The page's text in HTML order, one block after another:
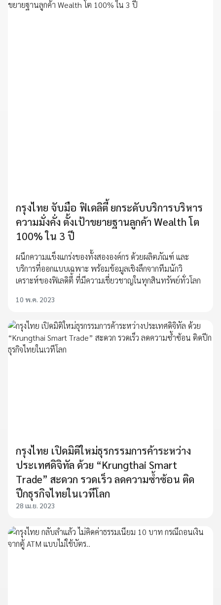
กรุงไทย จับมือ ฟิเดลิตี้ ยกระดับบริการบริหาร
ความมั่งคั่ง ตั้งเป้าขยายฐานลูกค้า Wealth โต
100% ใน 3 ปี
ผนึกความแข็งแกร่งของทั้งสององค์กร ด้วยผลิตภัณฑ์ และ
บริการที่ออกแบบเฉพาะ พร้อมข้อมูลเชิงลึกจากทีมนักวิ
เคราะห์ของฟิเลดิตี้ ที่มีความเชี่ยวชาญในทุกสินทรัพย์ทั่วโลก
10 พ.ค. 2023
กรุงไทย เปิดมิติใหม่ธุรกรรมการค้าระหว่าง
ประเทศดิจิทัล ด้วย “Krungthai Smart
Trade” สะดวก รวดเร็ว ลดความซ้ำซ้อน ติด
ปีกธุรกิจไทยในเวทีโลก
28 เม.ย. 2023